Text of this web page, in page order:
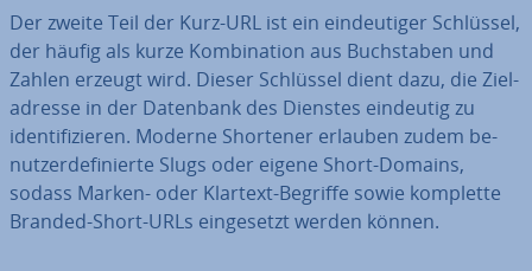
Der zweite Teil der Kurz-URL ist ein ein­deu­ti­ger Schlüssel,
der häufig als kurze Kom­bi­na­ti­on aus Buch­sta­ben und
Zahlen erzeugt wird. Dieser Schlüssel dient dazu, die Ziel­
adres­se in der Datenbank des Dienstes eindeutig zu
iden­ti­fi­zie­ren. Moderne Shortener erlauben zudem be­
nut­zer­de­fi­nier­te Slugs oder eigene Short-Domains,
sodass Marken- oder Klartext-Begriffe sowie komplette
Branded-Short-URLs ein­ge­setzt werden können.